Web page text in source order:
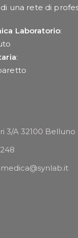
una rete di
Laboratorio:
:
3/A 32100 Belluno